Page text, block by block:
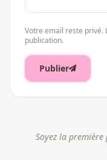
Votre email reste privé.
publication.
Publier
Soyez la